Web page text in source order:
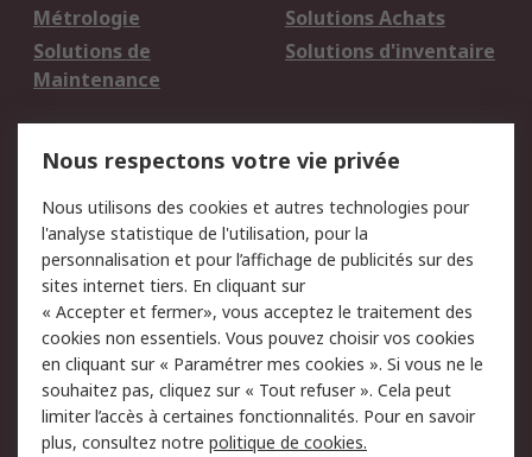
Métrologie
Solutions Achats
Solutions de
Maintenance
Solutions d'inventaire
du site
Politique de protection
des données - Mise à
jour
Sécurité des E-mails
Conditions générales
de vente
Politique anti-
corruption
Campagnes marketing
Nous respectons votre vie privée
Nous utilisons des cookies et autres technologies pour
l'analyse statistique de l'utilisation, pour la
personnalisation et pour l’affichage de publicités sur des
sites internet tiers. En cliquant sur
« Accepter et fermer», vous acceptez le traitement des
cookies non essentiels. Vous pouvez choisir vos cookies
en cliquant sur « Paramétrer mes cookies ». Si vous ne le
souhaitez pas, cliquez sur « Tout refuser ». Cela peut
limiter l’accès à certaines fonctionnalités. Pour en savoir
plus, consultez notre politique de cookies.